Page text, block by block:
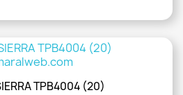
TPB4004 (20)